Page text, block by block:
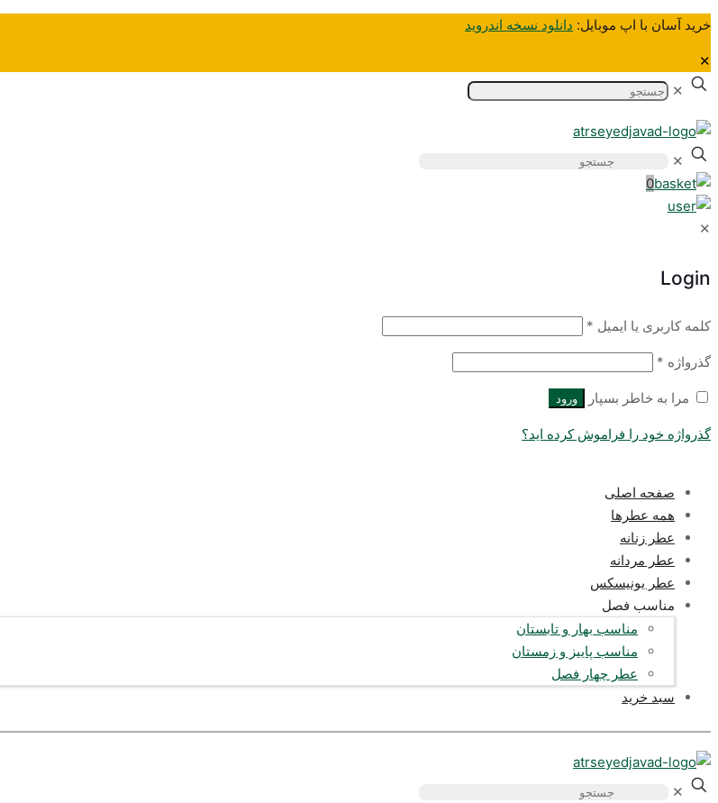
خرید آسان‌ با اپ موبایل: دانلود نسخه اندروید
✕
✕
✕
0
✕
Login
کلمه کاربری یا ایمیل *
گذرواژه *
مرا به خاطر بسپار ورود
گذرواژه خود را فراموش کرده اید؟
صفحه اصلی
همه عطرها
عطر زنانه
عطر مردانه
عطر یونیسکس
مناسب فصل
مناسب بهار و تابستان
مناسب پاییز و زمستان
عطر چهار فصل
سبد خرید
✕